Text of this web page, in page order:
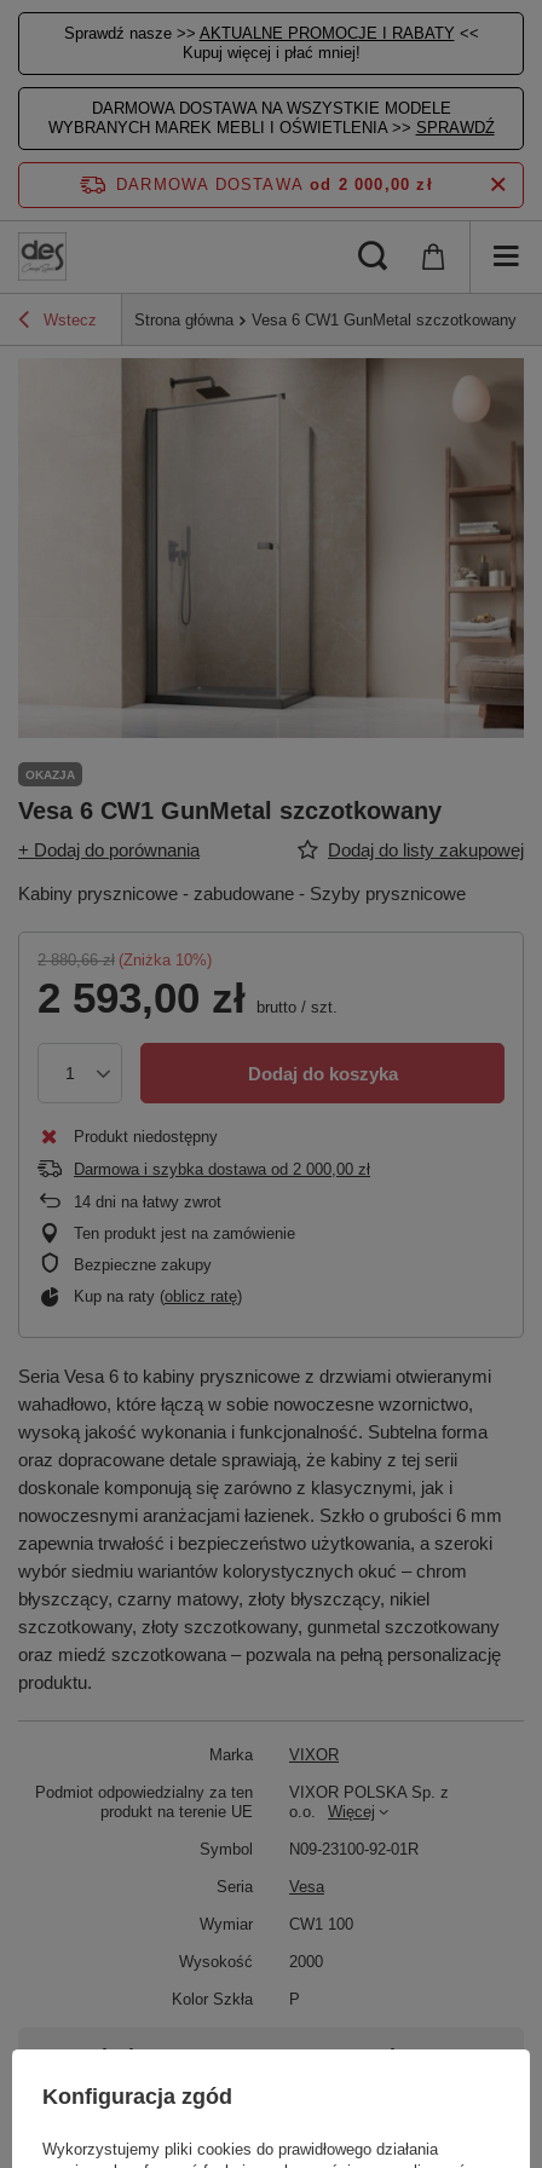
Sprawdź nasze >> AKTUALNE PROMOCJE I RABATY <<
Kupuj więcej i płać mniej!
DARMOWA DOSTAWA NA WSZYSTKIE MODELE
WYBRANYCH MAREK MEBLI I OŚWIETLENIA >> SPRAWDŹ
DARMOWA DOSTAWA od 2 000,00 zł
Wstecz Strona główna Vesa 6 CW1 GunMetal szczotkowany
OKAZJA
Vesa 6 CW1 GunMetal szczotkowany
+ Dodaj do porównania Dodaj do listy zakupowej
Kabiny prysznicowe - zabudowane - Szyby prysznicowe
2 880,66 zł (Zniżka 10%)
2 593,00 zł brutto / szt.
Dodaj do koszyka
Produkt niedostępny
Darmowa i szybka dostawa od 2 000,00 zł
14 dni na łatwy zwrot
Ten produkt jest na zamówienie
Bezpieczne zakupy
Kup na raty (oblicz ratę)
Seria Vesa 6 to kabiny prysznicowe z drzwiami otwieranymi
wahadłowo, które łączą w sobie nowoczesne wzornictwo,
wysoką jakość wykonania i funkcjonalność. Subtelna forma
oraz dopracowane detale sprawiają, że kabiny z tej serii
doskonale komponują się zarówno z klasycznymi, jak i
nowoczesnymi aranżacjami łazienek. Szkło o grubości 6 mm
zapewnia trwałość i bezpieczeństwo użytkowania, a szeroki
wybór siedmiu wariantów kolorystycznych okuć – chrom
błyszczący, czarny matowy, złoty błyszczący, nikiel
szczotkowany, złoty szczotkowany, gunmetal szczotkowany
oraz miedź szczotkowana – pozwala na pełną personalizację
produktu.
Marka VIXOR
Podmiot odpowiedzialny za ten
produkt na terenie UE
VIXOR POLSKA Sp. z
o.o.
Więcej
Symbol N09-23100-92-01R
Seria Vesa
Wymiar CW1 100
Wysokość 2000
Kolor Szkła P
Potrzebujesz pomocy? Masz pytania?
Zadaj pytanie a my odpowiemy niezwłocznie,
najciekawsze pytania i odpowiedzi publikując
Konfiguracja zgód
Wykorzystujemy pliki cookies do prawidłowego działania